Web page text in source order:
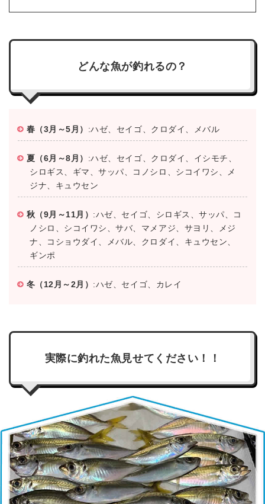
どんな魚が釣れるの？
春（3月～5月） :ハゼ、セイゴ、クロダイ、メバル
夏（6月～8月） :ハゼ、セイゴ、クロダイ、イシモチ、
シロギス、ギマ、サッパ、コノシロ、シコイワシ、メ
ジナ、キュウセン
秋（9月～11月） :ハゼ、セイゴ、シロギス、サッパ、コ
ノシロ、シコイワシ、サバ、マメアジ、サヨリ、メジ
ナ、コショウダイ、メバル、クロダイ、キュウセン、
ギンポ
冬（12月～2月） :ハゼ、セイゴ、カレイ
実際に釣れた魚見せてください！！